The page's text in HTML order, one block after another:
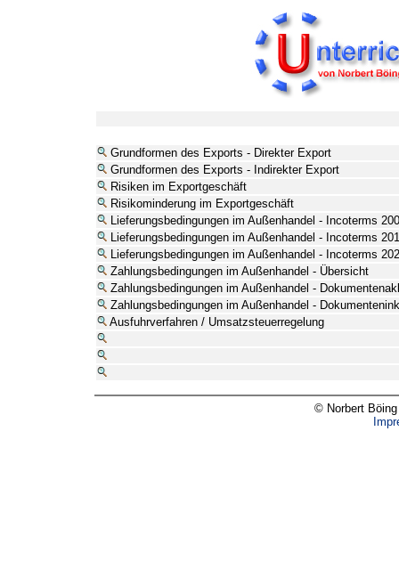
Grundformen des Exports - Direkter Export
Grundformen des Exports - Indirekter Export
Risiken im Exportgeschäft
Risikominderung im Exportgeschäft
Lieferungsbedingungen im Außenhandel - Incoterms
Lieferungsbedingungen im Außenhandel - Incoterms
Lieferungsbedingungen im Außenhandel - Incoterms
Zahlungsbedingungen im Außenhandel - Übersicht
Zahlungsbedingungen im Außenhandel -
Zahlungsbedingungen im Außenhandel -
Ausfuhrverfahren / Umsatzsteuerregelung
© Norbert